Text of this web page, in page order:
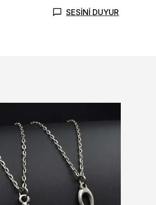
SESİNİ DUYUR